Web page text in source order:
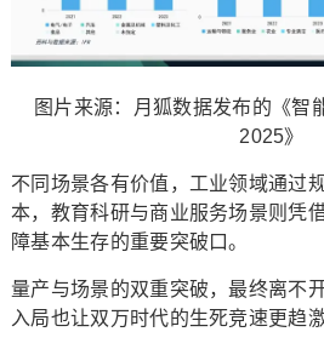
图片来源：月狐数据发布的《智
2025》
不同场景各有价值，工业领域通过
本，教育科研与商业服务场景则凭
障基本生存的重要突破口。
量产与场景的双重突破，最终离不
入局也让双万时代的生死竞速更趋激